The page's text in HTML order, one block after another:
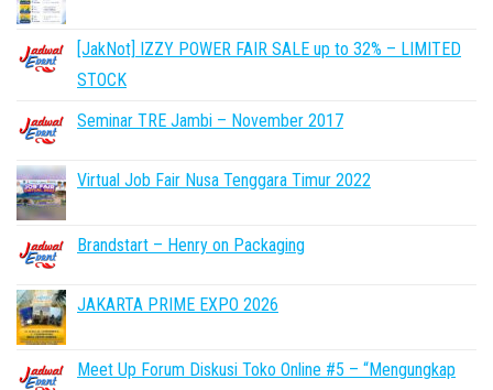
[JakNot] IZZY POWER FAIR SALE up to 32% – LIMITED
STOCK
Seminar TRE Jambi – November 2017
Virtual Job Fair Nusa Tenggara Timur 2022
Brandstart – Henry on Packaging
JAKARTA PRIME EXPO 2026
Meet Up Forum Diskusi Toko Online #5 – “Mengungkap